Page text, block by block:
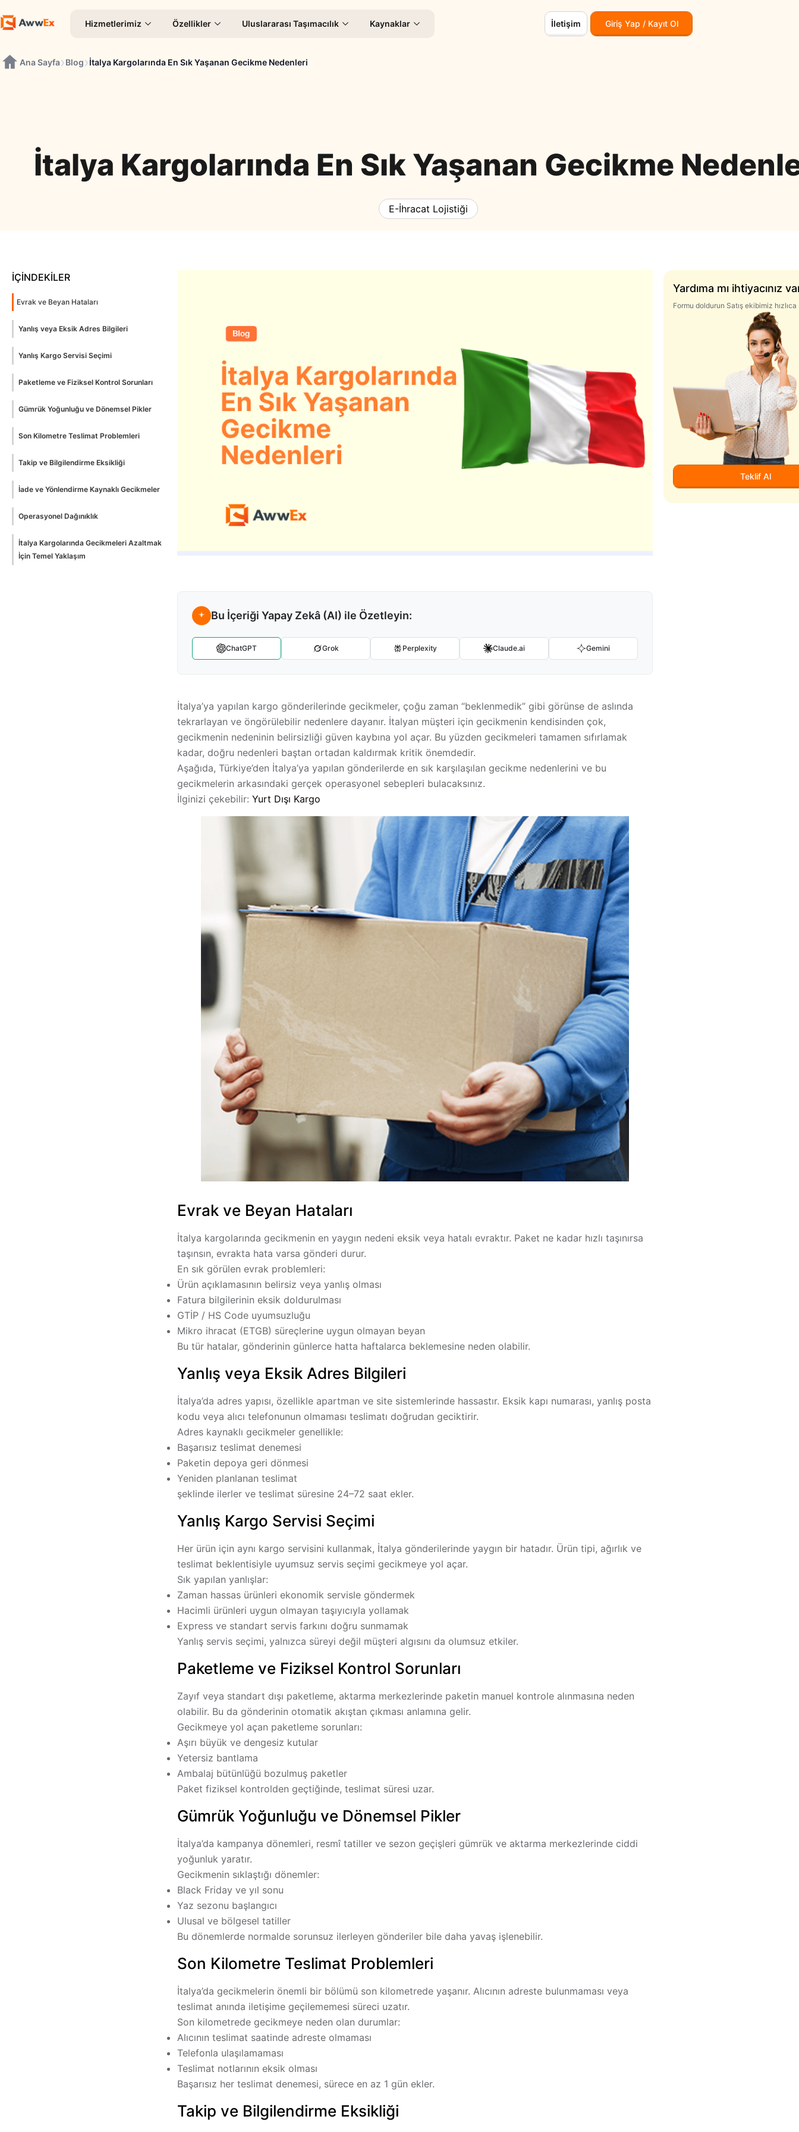
Hizmetlerimiz Özellikler Uluslararası Taşımacılık Kaynaklar İletişim Giriş Yap / Kayıt Ol
Ana Sayfa›Blog›İtalya Kargolarında En Sık Yaşanan Gecikme Nedenleri
İtalya Kargolarında En Sık Yaşanan Gecikme
E-İhracat Lojistiği
Yardıma mı ihtiyacınız
Formu doldurun Satış ekibimiz hızlıca
Teklif Al
Bu İçeriği Yapay Zekâ (AI) ile Özetleyin:
ChatGPT Grok Perplexity Claude.ai Gemini
İtalya’ya yapılan kargo gönderilerinde gecikmeler, çoğu zaman “beklenmedik” gibi görünse de aslında
tekrarlayan ve öngörülebilir nedenlere dayanır. İtalyan müşteri için gecikmenin kendisinden çok,
gecikmenin nedeninin belirsizliği güven kaybına yol açar. Bu yüzden gecikmeleri tamamen sıfırlamak
kadar, doğru nedenleri baştan ortadan kaldırmak kritik önemdedir.
Aşağıda, Türkiye’den İtalya’ya yapılan gönderilerde en sık karşılaşılan gecikme nedenlerini ve bu
gecikmelerin arkasındaki gerçek operasyonel sebepleri bulacaksınız.
İlginizi çekebilir: Yurt Dışı Kargo
Evrak ve Beyan Hataları
İtalya kargolarında gecikmenin en yaygın nedeni eksik veya hatalı evraktır. Paket ne kadar hızlı taşınırsa
taşınsın, evrakta hata varsa gönderi durur.
En sık görülen evrak problemleri:
Ürün açıklamasının belirsiz veya yanlış olması
Fatura bilgilerinin eksik doldurulması
GTİP / HS Code uyumsuzluğu
Mikro ihracat (ETGB) süreçlerine uygun olmayan beyan
Bu tür hatalar, gönderinin günlerce hatta haftalarca beklemesine neden olabilir.
Yanlış veya Eksik Adres Bilgileri
İtalya’da adres yapısı, özellikle apartman ve site sistemlerinde hassastır. Eksik kapı numarası, yanlış posta
kodu veya alıcı telefonunun olmaması teslimatı doğrudan geciktirir.
Adres kaynaklı gecikmeler genellikle:
Başarısız teslimat denemesi
Paketin depoya geri dönmesi
Yeniden planlanan teslimat
şeklinde ilerler ve teslimat süresine 24–72 saat ekler.
Yanlış Kargo Servisi Seçimi
Her ürün için aynı kargo servisini kullanmak, İtalya gönderilerinde yaygın bir hatadır. Ürün tipi, ağırlık ve
teslimat beklentisiyle uyumsuz servis seçimi gecikmeye yol açar.
Sık yapılan yanlışlar:
Zaman hassas ürünleri ekonomik servisle göndermek
Hacimli ürünleri uygun olmayan taşıyıcıyla yollamak
Express ve standart servis farkını doğru sunmamak
Yanlış servis seçimi, yalnızca süreyi değil müşteri algısını da olumsuz etkiler.
Paketleme ve Fiziksel Kontrol Sorunları
Zayıf veya standart dışı paketleme, aktarma merkezlerinde paketin manuel kontrole alınmasına neden
olabilir. Bu da gönderinin otomatik akıştan çıkması anlamına gelir.
Gecikmeye yol açan paketleme sorunları:
Aşırı büyük ve dengesiz kutular
Yetersiz bantlama
Ambalaj bütünlüğü bozulmuş paketler
Paket fiziksel kontrolden geçtiğinde, teslimat süresi uzar.
Gümrük Yoğunluğu ve Dönemsel Pikler
İtalya’da kampanya dönemleri, resmî tatiller ve sezon geçişleri gümrük ve aktarma merkezlerinde ciddi
yoğunluk yaratır.
Gecikmenin sıklaştığı dönemler:
Black Friday ve yıl sonu
Yaz sezonu başlangıcı
Ulusal ve bölgesel tatiller
Bu dönemlerde normalde sorunsuz ilerleyen gönderiler bile daha yavaş işlenebilir.
Son Kilometre Teslimat Problemleri
İtalya’da gecikmelerin önemli bir bölümü son kilometrede yaşanır. Alıcının adreste bulunmaması veya
teslimat anında iletişime geçilememesi süreci uzatır.
Son kilometrede gecikmeye neden olan durumlar:
Alıcının teslimat saatinde adreste olmaması
Telefonla ulaşılamaması
Teslimat notlarının eksik olması
Başarısız her teslimat denemesi, sürece en az 1 gün ekler.
Takip ve Bilgilendirme Eksikliği
İÇİNDEKİLER
Evrak ve Beyan Hataları
Yanlış veya Eksik Adres Bilgileri
Yanlış Kargo Servisi Seçimi
Paketleme ve Fiziksel Kontrol Sorunları
Gümrük Yoğunluğu ve Dönemsel Pikler
Son Kilometre Teslimat Problemleri
Takip ve Bilgilendirme Eksikliği
İade ve Yönlendirme Kaynaklı Gecikmeler
Operasyonel Dağınıklık
İtalya Kargolarında Gecikmeleri Azaltmak
İçin Temel Yaklaşım